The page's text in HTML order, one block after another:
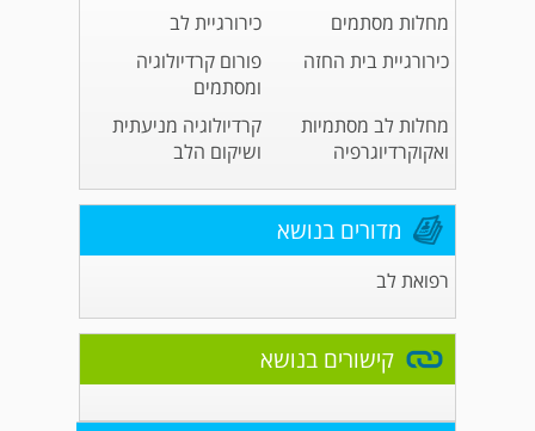
מחלות מסתמים
כירורגיית לב
כירורגיית בית החזה
פורום קרדיולוגיה
ומסתמים
מחלות לב מסתמיות
ואקוקרדיוגרפיה
קרדיולוגיה מניעתית
ושיקום הלב
מדורים בנושא
רפואת לב
קישורים בנושא